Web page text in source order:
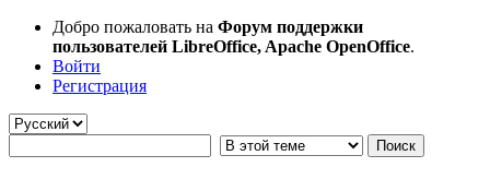
Добро пожаловать на Форум поддержки
пользователей LibreOffice, Apache OpenOffice.
Войти
Регистрация